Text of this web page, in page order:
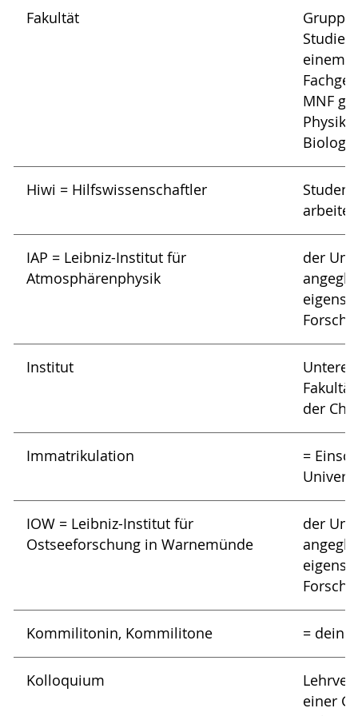
Fakultät
Gruppe
einem
MNF
Physik,
Hiwi = Hilfswissenschaftler
IAP = Leibniz-Institut für
Atmosphärenphysik
der
Institut
der
Immatrikulation
=
IOW = Leibniz-Institut für
Ostseeforschung in Warnemünde
der
Kommilitonin, Kommilitone =
Kolloquium
einer